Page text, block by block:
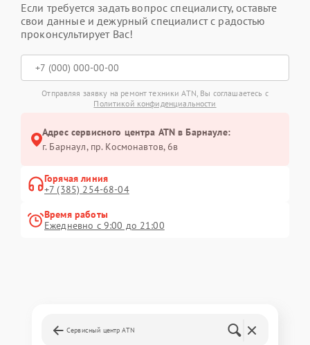
Если требуется задать вопрос специалисту, оставьте
свои данные и дежурный специалист с радостью
проконсультирует Вас!
Отправляя заявку на ремонт техники ATN, Вы соглашаетесь с
Политикой конфиденциальности
Адрес сервисного центра ATN в Барнауле:
г. Барнаул, ​пр. Космонавтов, 6в
Горячая линия
+7 (385) 254-68-04
Время работы
Ежедневно с 9:00 до 21:00
Сервисный центр ATN